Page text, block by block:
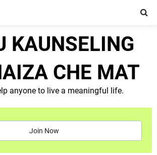
KAUNSELING
CHE MAT
anyone to live a meaningful life.
Join Now